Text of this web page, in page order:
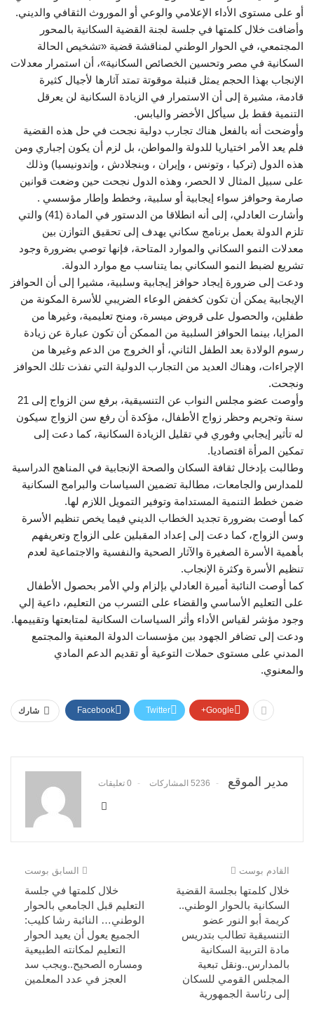
أو على مستوى الأداء الإعلامي والوعي أو الموروث الثقافي والديني.
وأضافت خلال كلمتها في جلسة لجنة القضية السكانية بالمحور
المجتمعي، في الحوار الوطني لمناقشة قضية «تشخيص الحالة
السكانية في مصر وتحسين الخصائص السكانية»، أن استمرار معدلات
الإنجاب بهذا الحجم يمثل قنبلة موقوتة تمتد آثارها لأجيال كثيرة
قادمة، مشيرة إلى أن الاستمرار في الزيادة السكانية لن يعرقل
التنمية فقط بل سيأكل الأخضر واليابس.
وأوضحت أنه بالفعل هناك تجارب دولية نجحت في حل هذه القضية
فلم يعد الأمر اختياريا للدولة والمواطن، بل لزم أن يكون إجباري ومن
هذه الدول (تركيا ، وتونس ، وإيران ، وبنجلادش ، وإندونيسيا) وذلك
على سبيل المثال لا الحصر، وهذه الدول نجحت حين وضعت قوانين
صارمة وحوافز سواء إيجابية أو سلبية، وخطط وإطار مؤسسي .
وأشارت العادلي، إلى أنه انطلاقا من الدستور في المادة (41) والتي
تلزم الدولة بعمل برنامج سكاني يهدف إلى تحقيق التوازن بين
معدلات النمو السكاني والموارد المتاحة، فإنها توصي بضرورة وجود
تشريع لضبط النمو السكاني بما يتناسب مع موارد الدولة.
ودعت إلى ضرورة إيجاد حوافز إيجابية وسلبية، مشيرا إلى أن الحوافز
الإيجابية يمكن أن تكون كخفض الوعاء الضريبي للأسرة المكونة من
طفلين، والحصول على قروض ميسرة، ومنح تعليمية، وغيرها من
المزايا، بينما الحوافز السلبية من الممكن أن تكون عبارة عن زيادة
رسوم الولادة بعد الطفل الثاني، أو الخروج من الدعم وغيرها من
الإجراءات، وهناك العديد من التجارب الدولية التي نفذت تلك الحوافز
ونجحت.
وأوصت عضو مجلس النواب عن التنسيقية، برفع سن الزواج إلى 21
سنة وتجريم وحظر زواج الأطفال، مؤكدة أن رفع سن الزواج سيكون
له تأثير إيجابي وفوري في تقليل الزيادة السكانية، كما دعت إلى
تمكين المرأة اقتصاديا.
وطالبت بإدخال ثقافة السكان والصحة الإنجابية في المناهج الدراسية
للمدارس والجامعات، مطالبة تضمين السياسات والبرامج السكانية
ضمن خطط التنمية المستدامة وتوفير التمويل اللازم لها.
كما أوصت بضرورة تجديد الخطاب الديني فيما يخص تنظيم الأسرة
وسن الزواج، كما دعت إلى إعداد المقبلين على الزواج وتعريفهم
بأهمية الأسرة الصغيرة والآثار الصحية والنفسية والاجتماعية لعدم
تنظيم الأسرة وكثرة الإنجاب.
كما أوصت النائبة أميرة العادلي بإلزام ولي الأمر بحصول الأطفال
على التعليم الأساسي والقضاء على التسرب من التعليم، داعية إلي
وجود مؤشر لقياس الأداء وأثر السياسات السكانية لمتابعتها وتقييمها.
ودعت إلى تضافر الجهود بين مؤسسات الدولة المعنية والمجتمع
المدني على مستوى حملات التوعية أو تقديم الدعم المادي
والمعنوي.
شارك Facebook Twitter Google+
مدير الموقع 5236 المشاركات 0 تعليقات
السابق بوست
خلال كلمتها في جلسة
التعليم قبل الجامعي بالحوار
الوطني… النائبة رشا كليب:
الجميع يعول أن يعيد الحوار
التعليم لمكانته الطبيعية
ومساره الصحيح..ويجب سد
العجز في عدد المعلمين
القادم بوست
خلال كلمتها بجلسة القضية
السكانية بالحوار الوطني..
كريمة أبو النور عضو
التنسيقية تطالب بتدريس
مادة التربية السكانية
بالمدارس..ونقل تبعية
المجلس القومي للسكان
إلى رئاسة الجمهورية